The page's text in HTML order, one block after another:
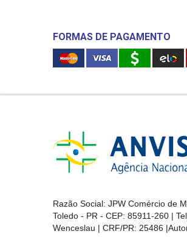
FORMAS DE PAGAMENTO
Razão Social: JPW Comércio de
Toledo - PR - CEP: 85911-260 |
Wenceslau | CRF/PR: 25486